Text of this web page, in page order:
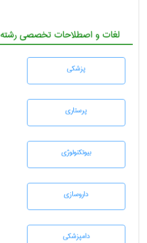
لغات و اصطلاحات تخصصی
پزشكی
پرستاری
بيوتكنولوژی
داروسازی
دامپزشكی